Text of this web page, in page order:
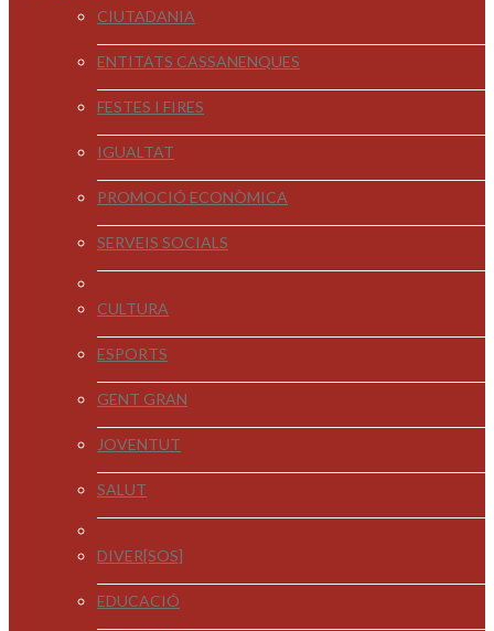
CIUTADANIA
ENTITATS CASSANENQUES
FESTES I FIRES
IGUALTAT
PROMOCIÓ ECONÒMICA
SERVEIS SOCIALS
CULTURA
ESPORTS
GENT GRAN
JOVENTUT
SALUT
DIVER[SOS]
EDUCACIÓ